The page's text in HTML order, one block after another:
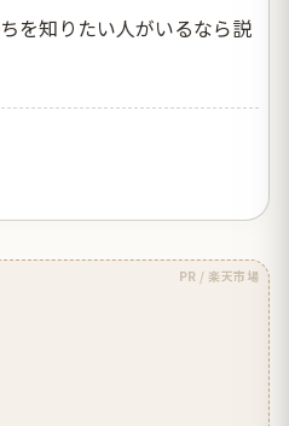
を知りたい人がいるなら説
PR / 楽天市場